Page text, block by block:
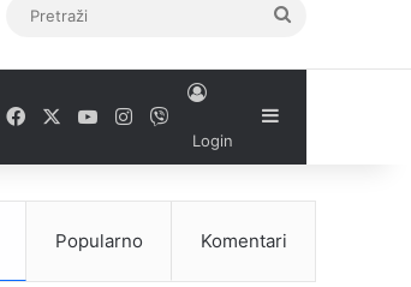
Switch skin
FacebookYouTubeInstagram
Viber
Login
Sidebar
Popularno Komentari